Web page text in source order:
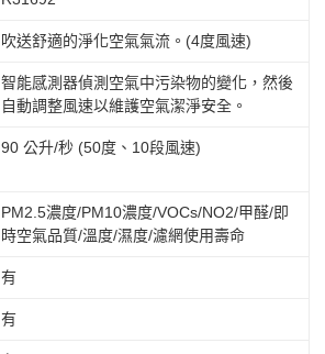
吹送舒適的淨化空氣氣流。(4度風速)
智能感測器偵測空氣中污染物的變化，然後
自動調整風速以維護空氣潔淨安全。
90 公升/秒 (50度、10段風速)
PM2.5濃度/PM10濃度/VOCs/NO2/甲醛/即
時空氣品質/溫度/濕度/濾網使用壽命
有
有